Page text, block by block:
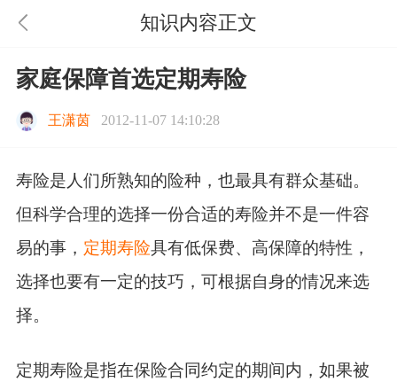
知识内容正文
家庭保障首选定期寿险
王潇茵 2012-11-07 14:10:28
寿险是人们所熟知的险种，也最具有群众基础。
但科学合理的选择一份合适的寿险并不是一件容
易的事， 定期寿险具有低保费、高保障的特性，
选择也要有一定的技巧，可根据自身的情况来选
择。
定期寿险是指在保险合同约定的期间内，如果被